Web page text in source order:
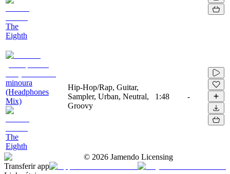
The
Eighth
minoura
(Headphones
Mix)
The
Eighth
Hip-Hop/Rap, Guitar,
Sampler, Urban, Neutral,
Groovy
1:48 -
© 2026 Jamendo Licensing
Transferir app